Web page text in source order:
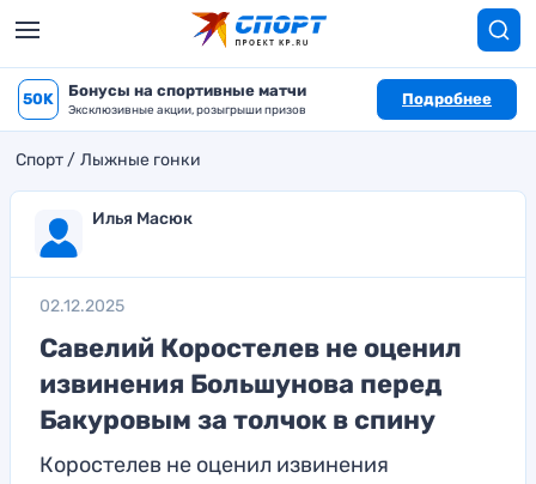
50K Бонусы на спортивные матчи
Эксклюзивные акции, розыгрыши призов
Подробнее
Спорт Лыжные гонки
Илья Масюк
02.12.2025
Савелий Коростелев не оценил
извинения Большунова перед
Бакуровым за толчок в спину
Коростелев не оценил извинения